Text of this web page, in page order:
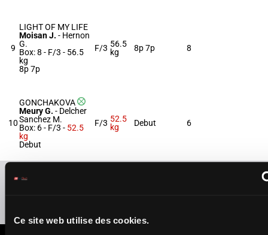
Ce site web utilise des cookies.
9
LIGHT OF MY LIFE
Moisan J. - Hernon
G.
Box: 8 - F/3 - 56.5
kg
8p 7p
F/3 56.5
kg
8p 7p 8
10
GONCHAKOVA
Meury G. - Delcher
Sanchez M.
Box: 6 - F/3 - 52.5
kg
Debut
F/3 52.5
kg
Debut 6